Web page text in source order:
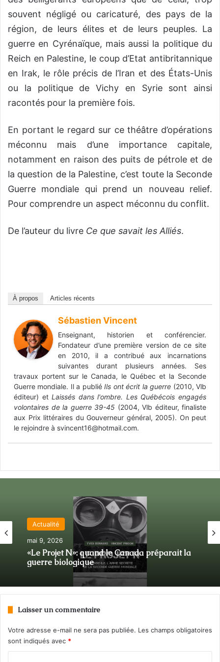
souvent négligé ou caricaturé, des pays de la
région, de leurs élites et de leurs peuples. La
guerre en Cyrénaïque, mais aussi la politique du
Reich en Palestine, le coup d’Etat antibritannique
en Irak, le rôle précis de l’Iran et des États-Unis
ou la politique de Vichy en Syrie sont ainsi
racontés pour la première fois.
En portant le regard sur ce théâtre d’opérations
méconnu mais d’une importance capitale,
notamment en raison des puits de pétrole et de
la question de la Palestine, c’est toute la Seconde
Guerre mondiale qui prend un nouveau relief.
Pour comprendre un aspect méconnu du conflit.
De l’auteur du livre Ce que savait les Alliés.
À propos Articles récents
Sébastien Vincent
Enseignant, historien et conférencier.
Fondateur d’une première version de ce site
en 2010, il a contribué aux incarnations
suivantes durant plusieurs années. Ses
travaux portent sur le Canada, le Québec et la Seconde
Guerre mondiale. Il a publiéIls ont écrit la guerre (2010, Vlb
éditeur) etLaissés dans l'ombre. Les Québécois engagés
volontaires de la guerre 39-45 (2004, Vlb éditeur, finaliste
aux Prix littéraires du Gouverneur général, 2005). On peut
le rejoindre à svincent16@hotmail.com.
Actualité
mai 9, 2026
«Le Projet N»: quand le Canada préparait la
guerre biologique
39-45 : Biographies et témoignages
novembre 24, 2025
Laisser un commentaire
Votre adresse e-mail ne sera pas publiée. Les champs obligatoires
sont indiqués avec *